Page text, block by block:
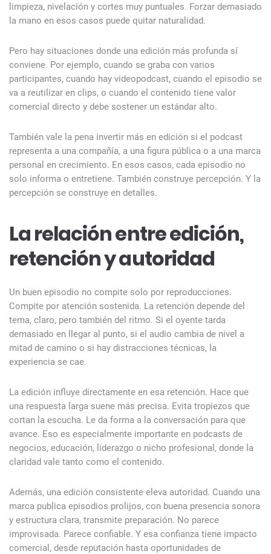
limpieza, nivelación y cortes muy puntuales. Forzar demasiado
la mano en esos casos puede quitar naturalidad.
Pero hay situaciones donde una edición más profunda sí
conviene. Por ejemplo, cuando se graba con varios
participantes, cuando hay videopodcast, cuando el episodio se
va a reutilizar en clips, o cuando el contenido tiene valor
comercial directo y debe sostener un estándar alto.
También vale la pena invertir más en edición si el podcast
representa a una compañía, a una figura pública o a una marca
personal en crecimiento. En esos casos, cada episodio no
solo informa o entretiene. También construye percepción. Y la
percepción se construye en detalles.
La relación entre edición,
retención y autoridad
Un buen episodio no compite solo por reproducciones.
Compite por atención sostenida. La retención depende del
tema, claro, pero también del ritmo. Si el oyente tarda
demasiado en llegar al punto, si el audio cambia de nivel a
mitad de camino o si hay distracciones técnicas, la
experiencia se cae.
La edición influye directamente en esa retención. Hace que
una respuesta larga suene más precisa. Evita tropiezos que
cortan la escucha. Le da forma a la conversación para que
avance. Eso es especialmente importante en podcasts de
negocios, educación, liderazgo o nicho profesional, donde la
claridad vale tanto como el contenido.
Además, una edición consistente eleva autoridad. Cuando una
marca publica episodios prolijos, con buena presencia sonora
y estructura clara, transmite preparación. No parece
improvisada. Parece confiable. Y esa confianza tiene impacto
comercial, desde reputación hasta oportunidades de